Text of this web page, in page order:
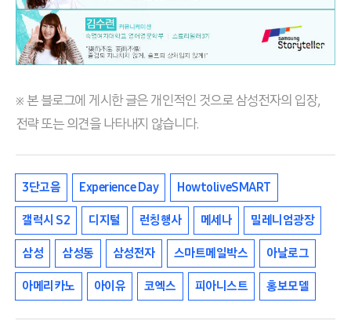
※ 본 블로그에 게시한 글은 개인적인 것으로 삼성전자의 입장,
전략 또는 의견을 나타내지 않습니다.
3단고음 Experience Day HowtoliveSMART
갤럭시 S2 디지털 런칭행사 메세나 밀레니엄광장
삼성 삼성동 삼성전자 스마트메일박스 아날로그
아메리카노 아이유 코엑스 피아니스트 홍보모델